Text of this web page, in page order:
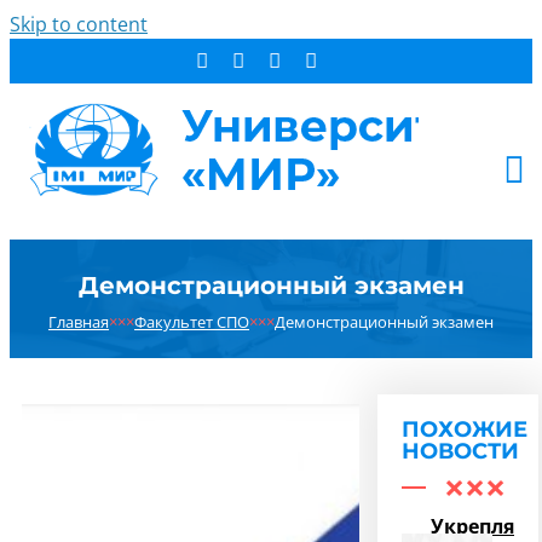
Skip to content
СТУДЕНТУ
ДОПОБРАЗОВАНИЕ
Демонстрационный экзамен
Главная×××Факультет СПО×××Демонстрационный экзамен
ПОХОЖИЕ
НОВОСТИ
Укрепляем